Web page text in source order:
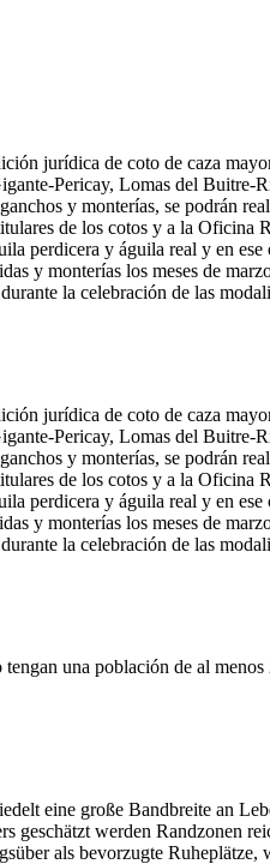
jurídica de coto de caza
Pericay, Lomas del
y monterías, se podrán
de los cotos y a la
perdicera y águila real y en
y monterías los meses de
la celebración de las
jurídica de coto de caza
Pericay, Lomas del
y monterías, se podrán
de los cotos y a la
perdicera y águila real y en
y monterías los meses de
la celebración de las
una población de al menos
eine große Bandbreite an
geschätzt werden Randzonen
als bevorzugte